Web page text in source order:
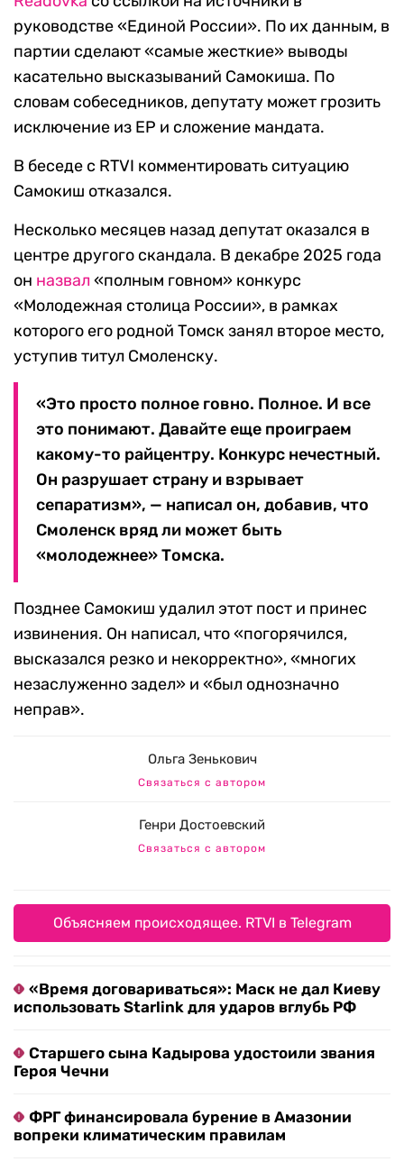
руководстве «Единой России». По их данным, в
партии сделают «самые жесткие» выводы
касательно высказываний Самокиша. По
словам собеседников, депутату может грозить
исключение из ЕР и сложение мандата.
В беседе с RTVI комментировать ситуацию
Самокиш отказался.
Несколько месяцев назад депутат оказался в
центре другого скандала. В декабре 2025 года
он назвал «полным говном» конкурс
«Молодежная столица России», в рамках
которого его родной Томск занял второе место,
уступив титул Смоленску.
«Это просто полное говно. Полное. И все
это понимают. Давайте еще проиграем
какому-то райцентру. Конкурс нечестный.
Он разрушает страну и взрывает
сепаратизм», — написал он, добавив, что
Смоленск вряд ли может быть
«молодежнее» Томска.
Позднее Самокиш удалил этот пост и принес
извинения. Он написал, что «погорячился,
высказался резко и некорректно», «многих
незаслуженно задел» и «был однозначно
неправ».
Ольга Зенькович
Связаться с автором
Генри Достоевский
Связаться с автором
Объясняем происходящее. RTVI в Telegram
«Время договариваться»: Маск не дал Киеву
использовать Starlink для ударов вглубь РФ
Старшего сына Кадырова удостоили звания
Героя Чечни
ФРГ финансировала бурение в Амазонии
вопреки климатическим правилам